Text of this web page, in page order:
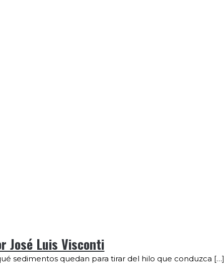
José Luis Visconti
sedimentos quedan para tirar del hilo que conduzca […]